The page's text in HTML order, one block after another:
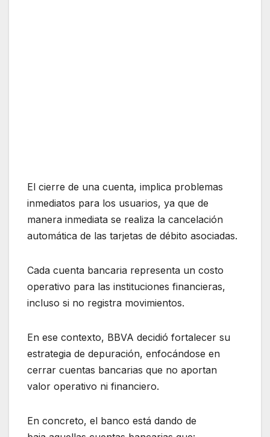
El cierre de una cuenta, implica problemas
inmediatos para los usuarios, ya que de
manera inmediata se realiza la cancelación
automática de las tarjetas de débito asociadas.
Cada cuenta bancaria representa un costo
operativo para las instituciones financieras,
incluso si no registra movimientos.
En ese contexto, BBVA decidió fortalecer su
estrategia de depuración, enfocándose en
cerrar cuentas bancarias que no aportan
valor operativo ni financiero.
En concreto, el banco está dando de